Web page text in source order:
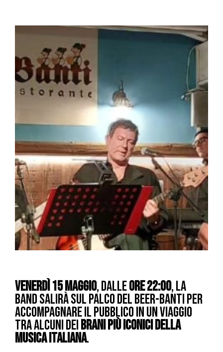
Venerdì 15 maggio, dalleore 22:00, la
band salirà sul palco del Beer-Banti per
accompagnare il pubblico in un viaggio
tra alcuni deibrani più iconici della
musica italiana.